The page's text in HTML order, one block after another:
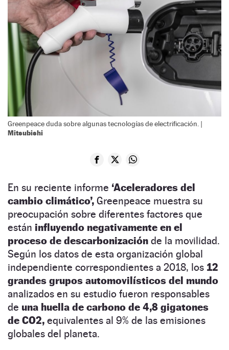
Greenpeace duda sobre algunas tecnologías de electrificación. |
Mitsubishi
En su reciente informe ‘Aceleradores del
cambio climático’, Greenpeace muestra su
preocupación sobre diferentes factores que
están influyendo negativamente en el
proceso de descarbonización de la movilidad.
Según los datos de esta organización global
independiente correspondientes a 2018, los 12
grandes grupos automovilísticos del mundo
analizados en su estudio fueron responsables
de una huella de carbono de 4,8 gigatones
de CO2, equivalentes al 9% de las emisiones
globales del planeta.